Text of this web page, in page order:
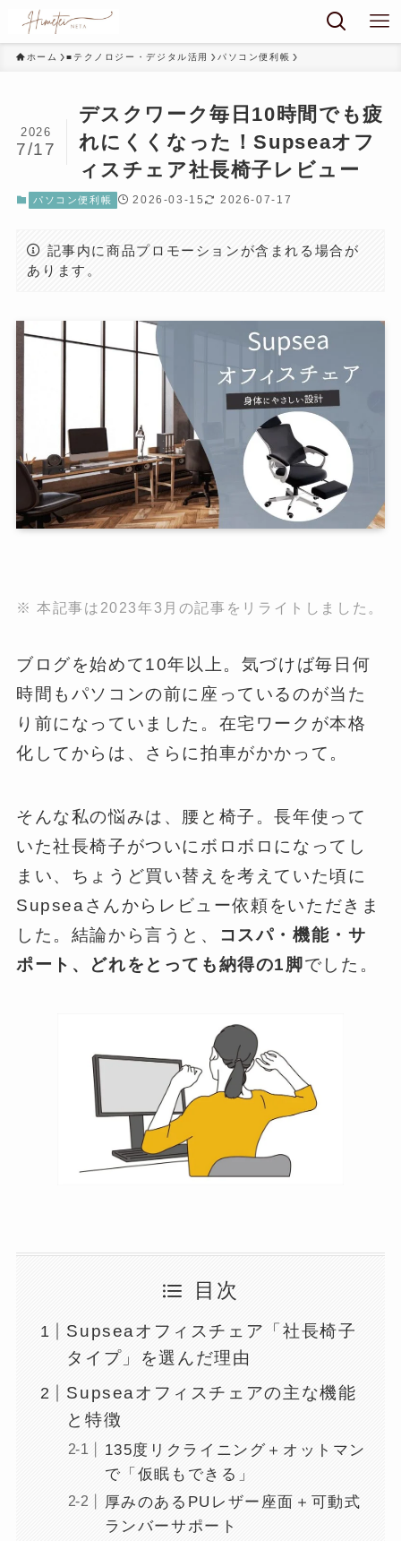
ホーム ■テクノロジー・デジタル活用 パソコン便利帳
デスクワーク毎日10時間でも疲
れにくくなった！Supseaオフ
ィスチェア社長椅子レビュー
2026
7/17
パソコン便利帳 2026-03-15 2026-07-17
記事内に商品プロモーションが含まれる場合が
あります。
※ 本記事は2023年3月の記事をリライトしました。
ブログを始めて10年以上。気づけば毎日何
時間もパソコンの前に座っているのが当た
り前になっていました。在宅ワークが本格
化してからは、さらに拍車がかかって。
そんな私の悩みは、腰と椅子。長年使って
いた社長椅子がついにボロボロになってし
まい、ちょうど買い替えを考えていた頃に
Supseaさんからレビュー依頼をいただきま
した。結論から言うと、
コスパ・機能・サ
ポート、どれをとっても納得の1脚でした。
目次
Supseaオフィスチェア「社長椅子
タイプ」を選んだ理由
Supseaオフィスチェアの主な機能
と特徴
135度リクライニング＋オットマン
で「仮眠もできる」
厚みのあるPUレザー座面＋可動式
ランバーサポート